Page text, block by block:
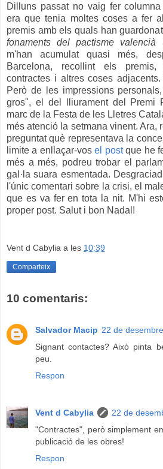
Dilluns passat no vaig fer
era que tenia moltes coses a fer
premis amb els quals han
fonaments del pactisme valencià
m'han acumulat quasi més,
Barcelona, recollint els premis,
contractes i altres coses
Però de les impressions
gros", el del lliurament del Premi
marc de la Festa de les Lletres
més atenció la setmana vinent. Ara,
preguntat què representava la
limite a enllaçar-vosel postque he
més a més, podreu trobar el
gal·la suara esmentada.
l'únic comentari sobre la crisi, el
que es va fer en tota la nit. M'hi
proper post. Salut i bon Nadal!
Vent d Cabylia a les 10:39
Comparteix
10 comentaris:
Salvador Macip 22 de
Signant contactes? Això pinta
peu.
Respon
Vent d Cabylia
22 de
"Contractes", però simplement
publicació de les obres!
Respon